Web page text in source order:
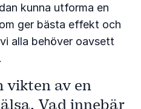
kunna utforma en
ger bästa effekt och
alla behöver oavsett
vikten av en
Vad innebär